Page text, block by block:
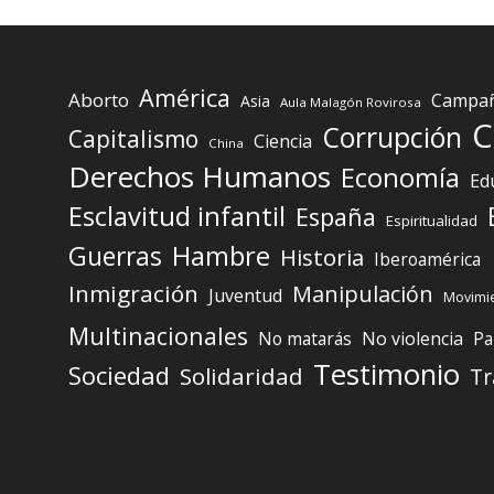
Aborto América Asia Aula Malagón Rovirosa
Capitalismo China Ciencia Corrupción
Derechos Humanos Economía
Esclavitud infantil España Espiritualidad
Guerras Hambre Historia Iberoamérica
Inmigración Juventud Manipulación
Multinacionales No matarás No violencia
Sociedad Solidaridad Testimonio